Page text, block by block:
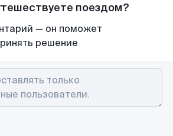
поездом?
— он поможет
решение